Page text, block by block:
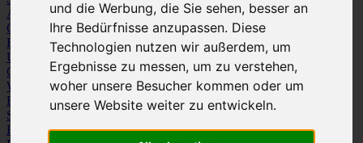
und die Werbung, die Sie sehen, besser an
Ihre Bedürfnisse anzupassen. Diese
Technologien nutzen wir außerdem, um
Ergebnisse zu messen, um zu verstehen,
woher unsere Besucher kommen oder um
unsere Website weiter zu entwickeln.
ArbeitskleidungKrawatten und Tücher
Caps
Mützen und Schals
FrottierwareKissen & Tischwäsche
Underwear Strümpfe / Socken
Gürtel
Schuhe
Werbeartikel
Büro
SchreibgeräteMedien
Schlüsselanhänger & Chiphalter
Lanyards, Armbänder & Pins
HaushaltTassen, Gläser, Kannen, BecherWerkzeuge & Messer